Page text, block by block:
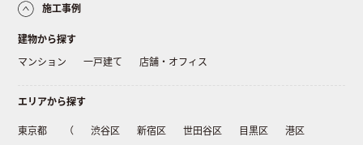
施工事例
建物から探す
マンション
一戸建て 店舗・オフィス
エリアから探す
東京都 （ 渋谷区 新宿区 世田谷区 目黒区
港区